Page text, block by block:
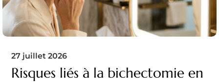
27 juillet 2026
Risques liés à la bichectomie en